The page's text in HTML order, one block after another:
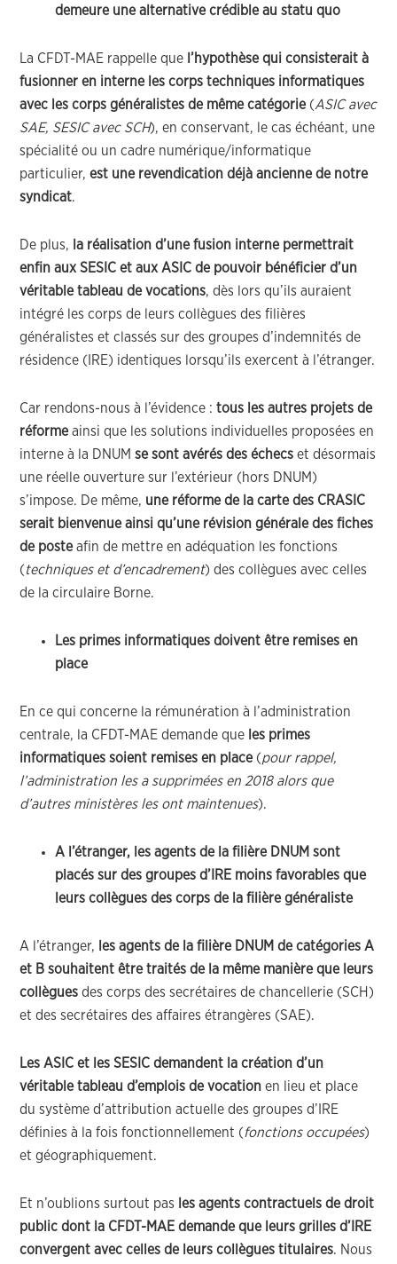
demeure une alternative crédible au statu quo
La CFDT-MAE rappelle que l’hypothèse qui consisterait à
fusionner en interne les corps techniques informatiques
avec les corps généralistes de même catégorie(ASIC avec
SAE, SESIC avec SCH), en conservant, le cas échéant, une
spécialité ou un cadre numérique/informatique
particulier,est une revendication déjà ancienne de notre
syndicat.
De plus, la réalisation d’une fusion interne permettrait
enfin aux SESIC et aux ASIC de pouvoir bénéficier d’un
véritable tableau de vocations, dès lors qu’ils auraient
intégré les corps de leurs collègues des filières
généralistes et classés sur des groupes d’indemnités de
résidence (IRE) identiques lorsqu’ils exercent à l’étranger.
Car rendons-nous à l’évidence :tous les autres projets de
réformeainsi que les solutions individuelles proposées en
interne à la DNUMse sont avérés des échecs et désormais
une réelle ouverture sur l’extérieur (hors DNUM)
s’impose. De même, une réforme de la carte des CRASIC
serait bienvenue ainsi qu’une révision générale des fiches
de posteafin de mettre en adéquation les fonctions
(techniques et d’encadrement) des collègues avec celles
de la circulaire Borne.
Les primes informatiques doivent être remises en
place
En ce qui concerne la rémunération à l’administration
centrale, la CFDT-MAE demande que les primes
informatiques soient remises en place(pour rappel,
l’administration les a supprimées en 2018 alors que
d’autres ministères les ont maintenues).
A l’étranger, les agents de la filière DNUM sont
placés sur des groupes d’IRE moins favorables que
leurs collègues des corps de la filière généraliste
A l’étranger, les agents de la filière DNUM de catégories A
et B souhaitent être traités de la même manière que leurs
collègues des corps des secrétaires de chancellerie (SCH)
et des secrétaires des affaires étrangères (SAE).
Les ASIC et les SESIC demandent la création d’un
véritable tableau d’emplois de vocation en lieu et place
du système d’attribution actuelle des groupes d’IRE
définies à la fois fonctionnellement (fonctions occupées)
et géographiquement.
Et n’oublions surtout pas les agents contractuels de droit
public dont la CFDT-MAE demande que leurs grilles d’IRE
convergent avec celles de leurs collègues titulaires. Nous